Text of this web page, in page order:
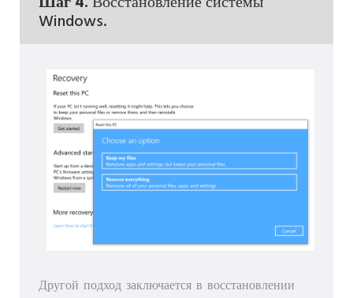
Windows.
Другой подход заключается в восстановлении